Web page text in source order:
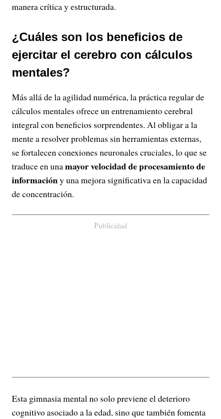
manera crítica y estructurada.
¿Cuáles son los beneficios de
ejercitar el cerebro con cálculos
mentales?
Más allá de la agilidad numérica, la práctica regular de
cálculos mentales ofrece un entrenamiento cerebral
integral con beneficios sorprendentes. Al obligar a la
mente a resolver problemas sin herramientas externas,
se fortalecen conexiones neuronales cruciales, lo que se
traduce en unamayor velocidad de procesamiento de
informacióny una mejora significativa en la capacidad
de concentración.
Publicidad
Esta gimnasia mental no solo previene el deterioro
cognitivo asociado a la edad, sino que también fomenta